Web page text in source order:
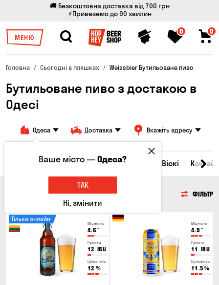
🚚 Безкоштовна доставка від 700 грн
⚡Привеземо до 90 хвилин
МЕНЮ
0 0
Головна Сьогодні в пляшках Weissbier Бутильоване пиво
Бутильоване пиво з достакою в
Одесі
Одеса Доставка Вкажіть адресу
Всі товари Пиво Сидр Віскі
ФІЛЬТР
Міцність
4.6 °
Гіркота
12 IBU
Щільність
12 %
Тільки онлайн
Міцність
4.9 °
Гіркота
11 IBU
Щільність
11.5 %
Ваше місто —Одеса?
ТАК
Ні, змінити